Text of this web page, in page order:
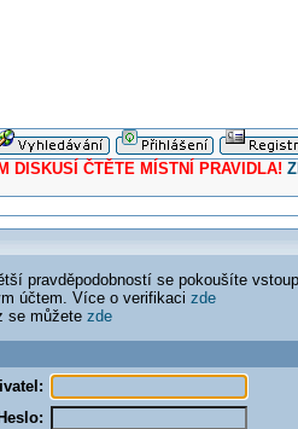
ČTĚTE MÍSTNÍ PRAVIDLA!
pravděpodobností se pokoušíte
účtem. Více o verifikaci zde
se můžete zde
Heslo: